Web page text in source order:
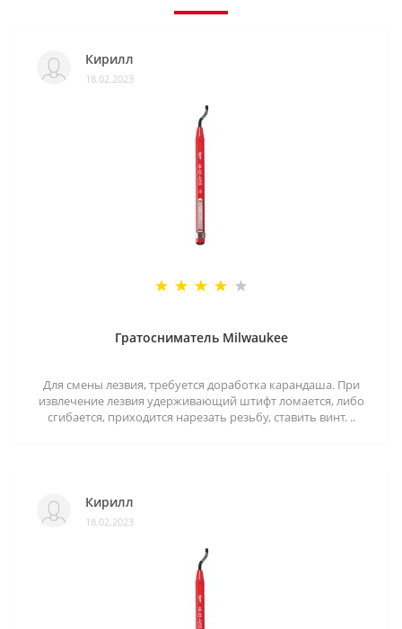
Кирилл
18.02.2023
Гратосниматель Milwaukee
Для смены лезвия, требуется доработка карандаша. При
извлечение лезвия удерживающий штифт ломается, либо
сгибается, приходится нарезать резьбу, ставить винт. ..
Кирилл
18.02.2023